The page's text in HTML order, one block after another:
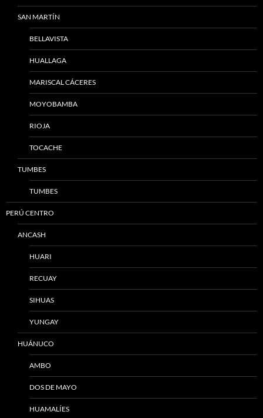
SAN MARTÍN
BELLAVISTA
HUALLAGA
MARISCAL CÁCERES
MOYOBAMBA
RIOJA
TOCACHE
TUMBES
TUMBES
PERÚ CENTRO
ANCASH
HUARI
RECUAY
SIHUAS
YUNGAY
HUÁNUCO
AMBO
DOS DE MAYO
HUAMALÍES